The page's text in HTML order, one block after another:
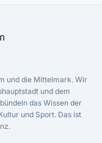
und die Mittelmark. Wir
und dem
das Wissen der
und Sport. Das ist